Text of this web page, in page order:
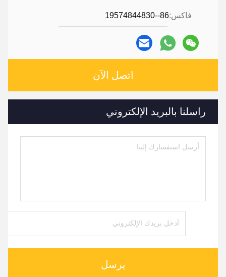
فاكس:86--19574844830
اتصل الآن
راسلنا بالبريد الإلكتروني
يرسل